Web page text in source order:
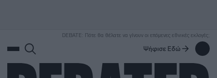
DEBATE: Πότε θα θέλατε να γίνουν οι επόμενες εθνικές εκλογές;
Ψήφισε Εδώ